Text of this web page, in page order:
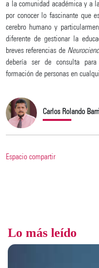
a la comunidad académica y a
por conocer lo fascinante que
cerebro humano y
diferente de gestionar la
breves referencias de
debería ser de consulta
formación de personas en
Carlos Rolando
Espacio compartir
Lo más leído